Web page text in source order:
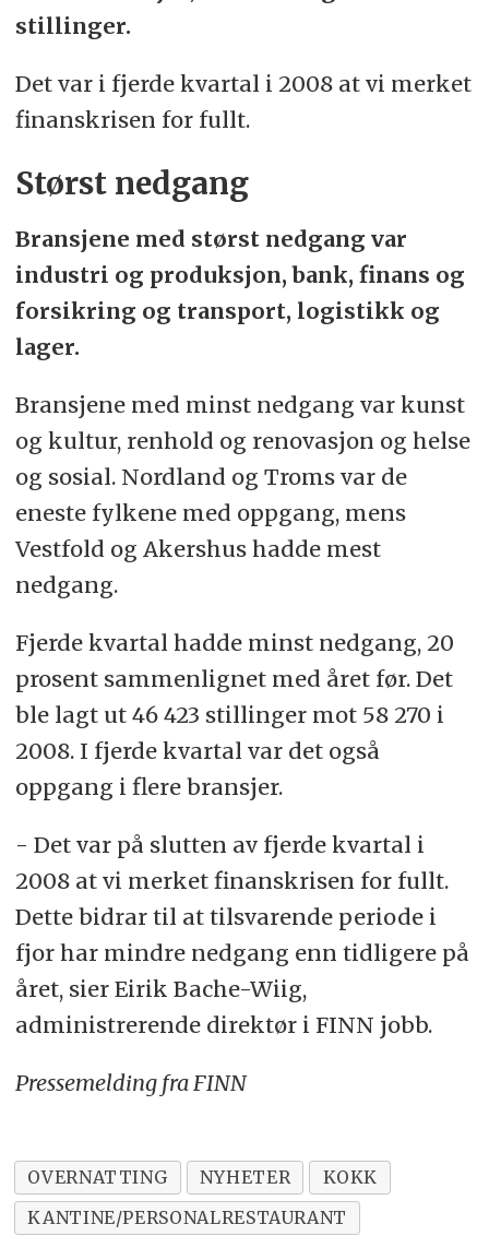
stillinger.
Det var i fjerde kvartal i 2008 at vi merket
finanskrisen for fullt.
Størst nedgang
Bransjene med størst nedgang var
industri og produksjon, bank, finans og
forsikring og transport, logistikk og
lager.
Bransjene med minst nedgang var kunst
og kultur, renhold og renovasjon og helse
og sosial. Nordland og Troms var de
eneste fylkene med oppgang, mens
Vestfold og Akershus hadde mest
nedgang.
Fjerde kvartal hadde minst nedgang, 20
prosent sammenlignet med året før. Det
ble lagt ut 46 423 stillinger mot 58 270 i
2008. I fjerde kvartal var det også
oppgang i flere bransjer.
- Det var på slutten av fjerde kvartal i
2008 at vi merket finanskrisen for fullt.
Dette bidrar til at tilsvarende periode i
fjor har mindre nedgang enn tidligere på
året, sier Eirik Bache-Wiig,
administrerende direktør i FINN jobb.
Pressemelding fra FINN
OVERNATTING NYHETER
KOKK
KANTINE/PERSONALRESTAURANT